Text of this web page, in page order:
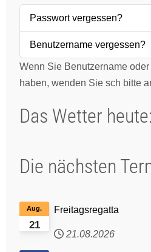
Passwort vergessen?
Benutzername vergessen?
Wenn Sie Benutzername
haben, wenden Sie sch bitte
Das Wetter heute:
Die nächsten
21
Aug. Freitagsregatta
21.08.2026